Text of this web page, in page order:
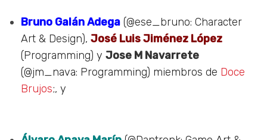
Bruno Galán Adega (@ese_bruno: Character
Art & Design), José Luis Jiménez López
(Programming) y Jose M Navarrete
(@jm_nava: Programming) miembros de Doce
Brujos;, y